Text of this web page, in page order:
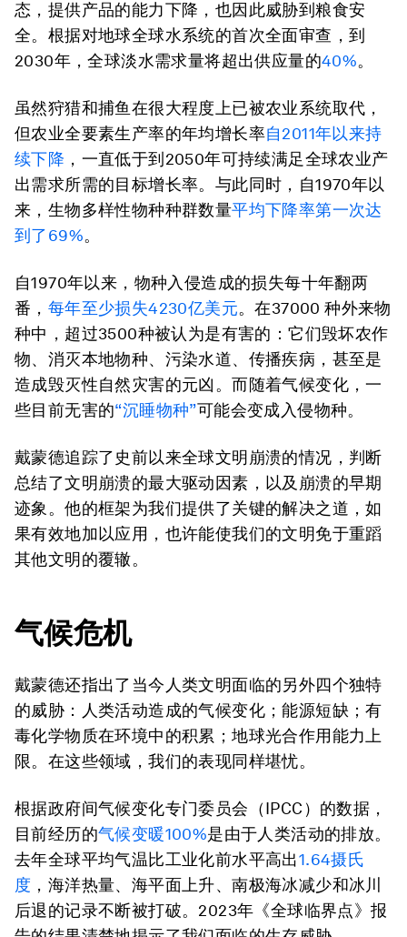
态，提供产品的能力下降，也因此威胁到粮食安
全。根据对地球全球水系统的首次全面审查，到
2030年，全球淡水需求量将超出供应量的40%。
虽然狩猎和捕鱼在很大程度上已被农业系统取代，
但农业全要素生产率的年均增长率自2011年以来持
续下降 ，一直低于到2050年可持续满足全球农业产
出需求所需的目标增长率。与此同时，自1970年以
来，生物多样性物种种群数量平均下降率第一次达
到了69%。
自1970年以来，物种入侵造成的损失每十年翻两
番， 每年至少损失4230亿美元。在37000 种外来物
种中，超过3500种被认为是有害的：它们毁坏农作
物、消灭本地物种、污染水道、传播疾病，甚至是
造成毁灭性自然灾害的元凶。而随着气候变化，一
些目前无害的“沉睡物种”可能会变成入侵物种。
戴蒙德追踪了史前以来全球文明崩溃的情况，判断
总结了文明崩溃的最大驱动因素，以及崩溃的早期
迹象。他的框架为我们提供了关键的解决之道，如
果有效地加以应用，也许能使我们的文明免于重蹈
其他文明的覆辙。
气候危机
戴蒙德还指出了当今人类文明面临的另外四个独特
的威胁：人类活动造成的气候变化；能源短缺；有
毒化学物质在环境中的积累；地球光合作用能力上
限。在这些领域，我们的表现同样堪忧。
根据政府间气候变化专门委员会（IPCC）的数据，
目前经历的气候变暖100%是由于人类活动的排放。
去年全球平均气温比工业化前水平高出1.64摄氏
度 ，海洋热量、海平面上升、南极海冰减少和冰川
后退的记录不断被打破。2023年《全球临界点》报